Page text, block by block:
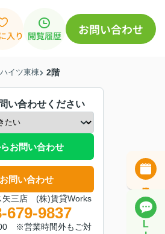
入り 閲覧履歴 お問い合わせ
L
イツ東棟 2階
い合わせください
お問い合わせ
問い合わせ
矢三店 (株)賃貸Works
679-9837
※営業時間外もご対